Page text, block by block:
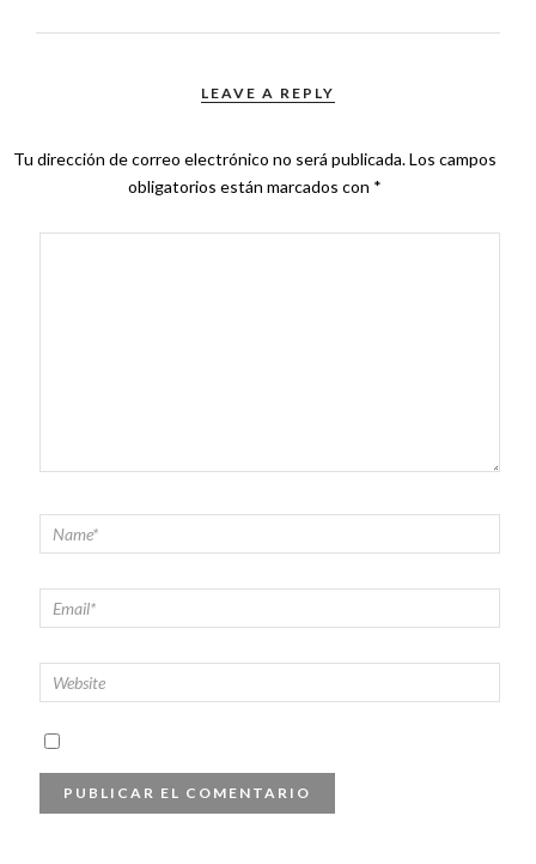
LEAVE A REPLY
Tu dirección de correo electrónico no será publicada.Los campos
obligatorios están marcados con *